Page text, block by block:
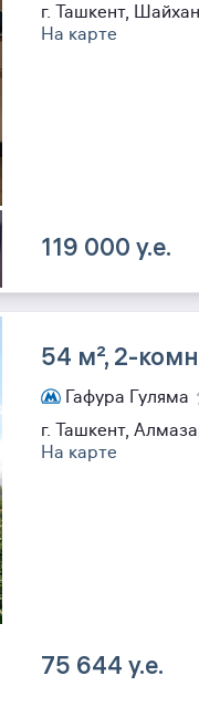
г. Ташкент,
На карте
119 000 y.e.
54 м², 2-
Гафура Гуляма
г. Ташкент,
На карте
75 644 y.e.